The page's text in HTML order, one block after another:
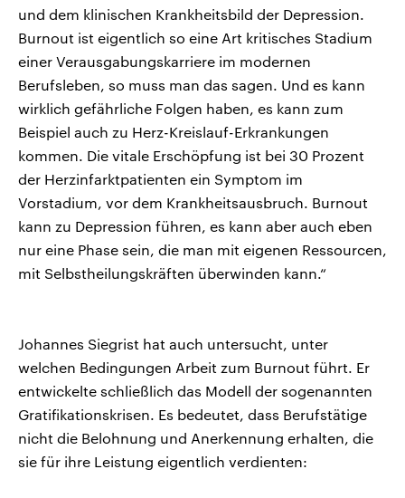
und dem klinischen Krankheitsbild der Depression.
Burnout ist eigentlich so eine Art kritisches Stadium
einer Verausgabungskarriere im modernen
Berufsleben, so muss man das sagen. Und es kann
wirklich gefährliche Folgen haben, es kann zum
Beispiel auch zu Herz-Kreislauf-Erkrankungen
kommen. Die vitale Erschöpfung ist bei 30 Prozent
der Herzinfarktpatienten ein Symptom im
Vorstadium, vor dem Krankheitsausbruch. Burnout
kann zu Depression führen, es kann aber auch eben
nur eine Phase sein, die man mit eigenen Ressourcen,
mit Selbstheilungskräften überwinden kann.“
Johannes Siegrist hat auch untersucht, unter
welchen Bedingungen Arbeit zum Burnout führt. Er
entwickelte schließlich das Modell der sogenannten
Gratifikationskrisen. Es bedeutet, dass Berufstätige
nicht die Belohnung und Anerkennung erhalten, die
sie für ihre Leistung eigentlich verdienten: